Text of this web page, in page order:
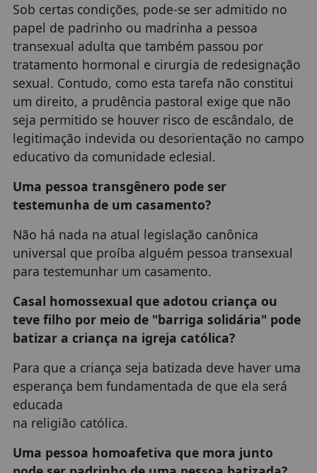
Sob certas condições, pode-se ser admitido no
papel de padrinho ou madrinha a pessoa
transexual adulta que também passou por
tratamento hormonal e cirurgia de redesignação
sexual. Contudo, como esta tarefa não constitui
um direito, a prudência pastoral exige que não
seja permitido se houver risco de escândalo, de
legitimação indevida ou desorientação no campo
educativo da comunidade eclesial.
Uma pessoa transgênero pode ser
testemunha de um casamento?
Não há nada na atual legislação canônica
universal que proíba alguém pessoa transexual
para testemunhar um casamento.
Casal homossexual que adotou criança ou
teve filho por meio de "barriga solidária" pode
batizar a criança na igreja católica?
Para que a criança seja batizada deve haver uma
esperança bem fundamentada de que ela será
educada
na religião católica.
Uma pessoa homoafetiva que mora junto